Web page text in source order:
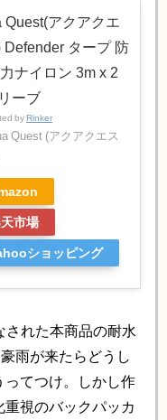
Quest(アクアクエ
Defender タープ 防
ナイロン 3m x 2
ーブ
by Rinker
Quest (アクアクエス
市場
ショッピング
れた本商品の耐水
雨が来たらどうし
てつけ。しかし作
重視のバックパッカ